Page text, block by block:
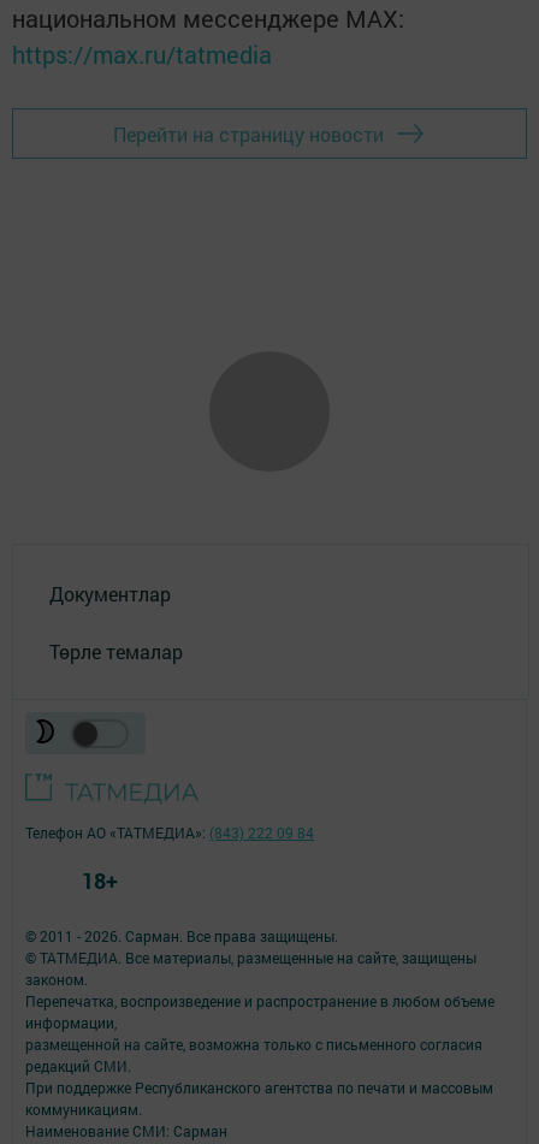
национальном мессенджере MАХ:
https://max.ru/tatmedia
Перейти на страницу новости
Документлар
Төрле темалар
© 2011 - 2026. Сарман. Все права защищены.
© ТАТМЕДИА. Все материалы, размещенные на сайте, защищены
законом.
Перепечатка, воспроизведение и распространение в любом объеме
информации,
размещенной на сайте, возможна только с письменного согласия
редакций СМИ.
При поддержке Республиканского агентства по печати и массовым
коммуникациям.
Наименование СМИ: Сарман
Телефон АО «ТАТМЕДИА»: (843) 222 09 84
18+